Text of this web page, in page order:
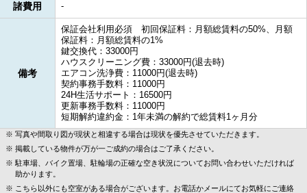
諸費用 -
備考
保証会社利用必須 初回保証料：月額総賃料の50%、月額
保証料：月額総賃料の1%
鍵交換代：33000円
ハウスクリーニング費：33000円(退去時)
エアコン洗浄費：11000円(退去時)
契約事務手数料：11000円
24H生活サポート：16500円
更新事務手数料：11000円
短期解約違約金：1年未満の解約で総賃料1ヶ月分
写真や間取り図が現状と相違する場合は現状を優先させていただきます。
掲載している物件が万が一ご成約の場合はご了承ください。
駐車場、バイク置場、駐輪場の正確な空き状況についてお問い合わせいただければ
助かります。
こちら以外にも空室がある場合がございます。お電話かメールにてお気軽にご連絡